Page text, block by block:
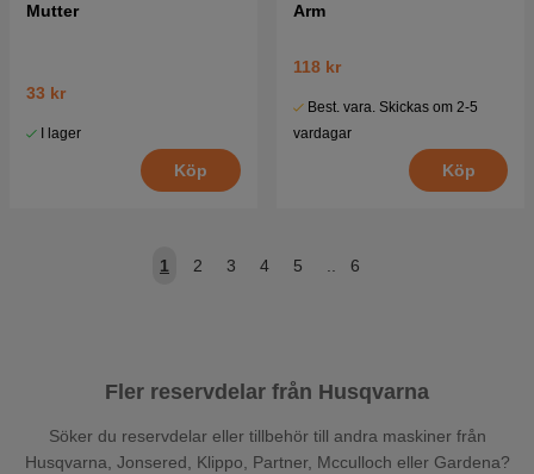
Mutter
33 kr
I lager
Köp
Arm
118 kr
Best. vara. Skickas om 2-5
vardagar
Köp
1 2 3 4 5 .. 6
Fler reservdelar från Husqvarna
Söker du reservdelar eller tillbehör till andra maskiner från
Husqvarna, Jonsered, Klippo, Partner, Mcculloch eller Gardena?